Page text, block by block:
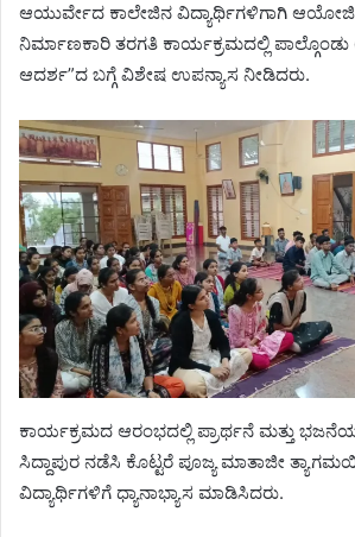
ಆಯುರ್ವೇದ ಕಾಲೇಜಿನ ವಿದ್ಯಾರ್ಥಿಗಳಿಗಾಗಿ
ನಿರ್ಮಾಣಕಾರಿ ತರಗತಿ ಕಾರ್ಯಕ್ರಮದಲ್ಲಿ
ಆದರ್ಶ”ದ ಬಗ್ಗೆ ವಿಶೇಷ ಉಪನ್ಯಾಸ ನೀಡಿದರು.
ಕಾರ್ಯಕ್ರಮದ ಆರಂಭದಲ್ಲಿ ಪ್ರಾರ್ಥನೆ ಮತ್ತು
ಸಿದ್ದಾಪುರ ನಡೆಸಿ ಕೊಟ್ಟರೆ ಪೂಜ್ಯ ಮಾತಾಜೀ
ವಿದ್ಯಾರ್ಥಿಗಳಿಗೆ ಧ್ಯಾನಾಭ್ಯಾಸ ಮಾಡಿಸಿದರು.